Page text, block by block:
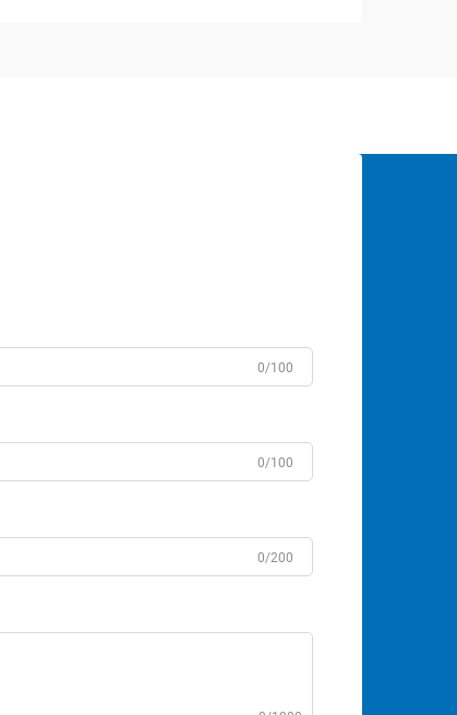
0/100
0/100
0/200